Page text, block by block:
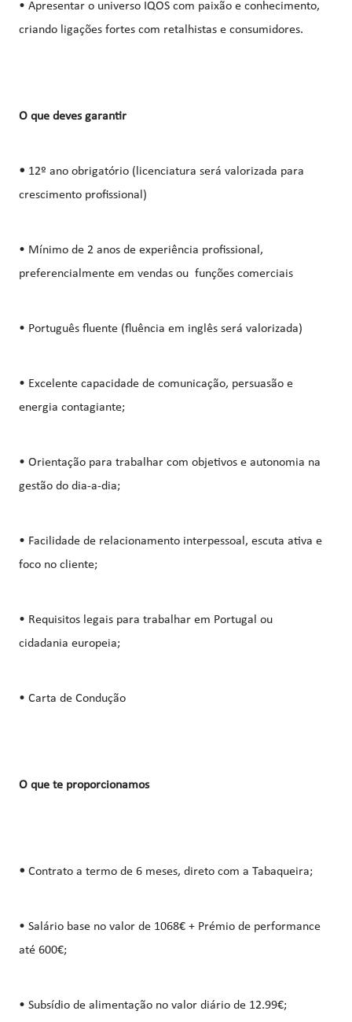
• Apresentar o universo IQOS com paixão e conhecimento,
criando ligações fortes com retalhistas e consumidores.
O que deves garantir
• 12º ano obrigatório (licenciatura será valorizada para
crescimento profissional)
• Mínimo de 2 anos de experiência profissional,
preferencialmente em vendas ou funções comerciais
• Português fluente (fluência em inglês será valorizada)
• Excelente capacidade de comunicação, persuasão e
energia contagiante;
• Orientação para trabalhar com objetivos e autonomia na
gestão do dia-a-dia;
• Facilidade de relacionamento interpessoal, escuta ativa e
foco no cliente;
• Requisitos legais para trabalhar em Portugal ou
cidadania europeia;
• Carta de Condução
O que te proporcionamos
• Contrato a termo de 6 meses, direto com a Tabaqueira;
• Salário base no valor de 1068€ + Prémio de performance
até 600€;
• Subsídio de alimentação no valor diário de 12.99€;